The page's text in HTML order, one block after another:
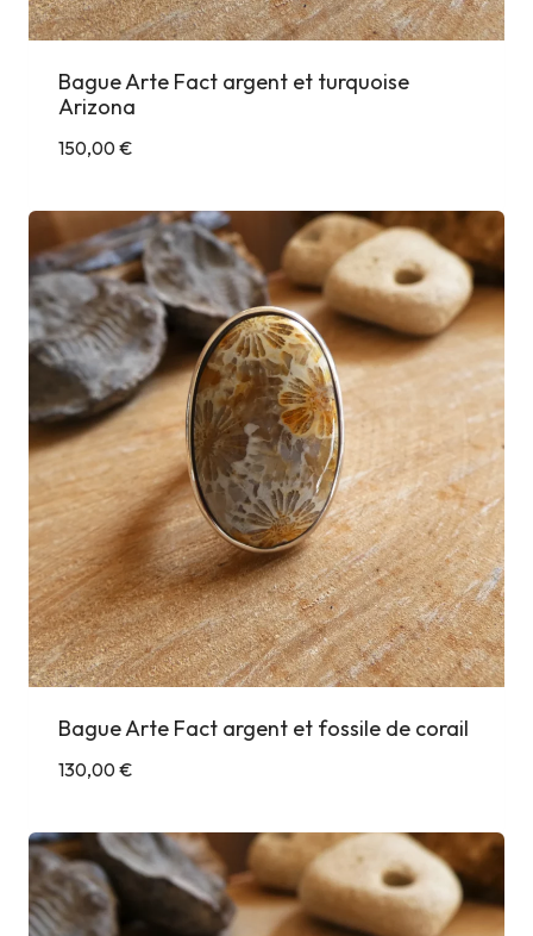
Bague Arte Fact argent et turquoise
Arizona
150,00€
Bague Arte Fact argent et fossile de corail
130,00€